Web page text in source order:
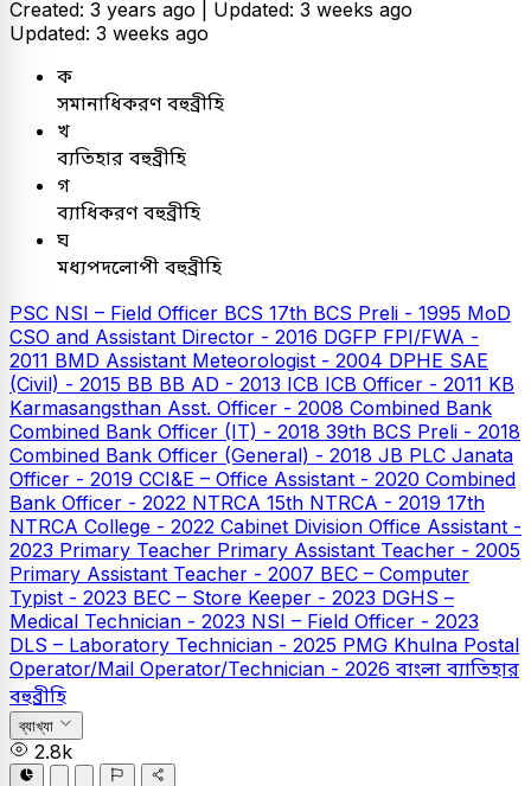
Created: 3 years ago | Updated: 3 weeks ago
Updated: 3 weeks ago
ক
সমানাধিকরণ বহুব্রীহি
খ
ব্যতিহার বহুব্রীহি
গ
ব্যাধিকরণ বহুব্রীহি
ঘ
মধ্যপদলোপী বহুব্রীহি
PSC NSI – Field Officer BCS 17th BCS Preli - 1995 MoD
CSO and Assistant Director - 2016 DGFP FPI/FWA -
2011 BMD Assistant Meteorologist - 2004 DPHE SAE
(Civil) - 2015 BB BB AD - 2013 ICB ICB Officer - 2011 KB
Karmasangsthan Asst. Officer - 2008 Combined Bank
Combined Bank Officer (IT) - 2018 39th BCS Preli - 2018
Combined Bank Officer (General) - 2018 JB PLC Janata
Officer - 2019 CCI&E – Office Assistant - 2020 Combined
Bank Officer - 2022 NTRCA 15th NTRCA - 2019 17th
NTRCA College - 2022 Cabinet Division Office Assistant -
2023 Primary Teacher Primary Assistant Teacher - 2005
Primary Assistant Teacher - 2007 BEC – Computer
Typist - 2023 BEC – Store Keeper - 2023 DGHS –
Medical Technician - 2023 NSI – Field Officer - 2023
DLS – Laboratory Technician - 2025 PMG Khulna Postal
Operator/Mail Operator/Technician - 2026 বাংলা ব্যাতিহার
বহুব্রীহি
ব্যাখ্যা
2.8k